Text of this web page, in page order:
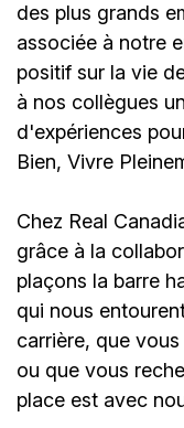
des plus grands
associée à notre
positif sur la vie
à nos collègues
d'expériences
Bien, Vivre
Chez Real
grâce à la
plaçons la barre
qui nous
carrière, que
ou que vous
place est avec